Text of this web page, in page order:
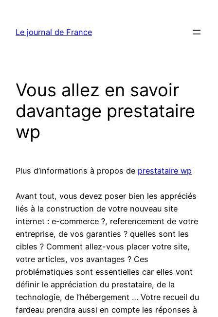
contenu
Le journal de France
Vous allez en savoir
davantage prestataire
wp
Plus d’informations à propos de prestataire wp
Avant tout, vous devez poser bien les appréciés
liés à la construction de votre nouveau site
internet : e-commerce ?, referencement de votre
entreprise, de vos garanties ? quelles sont les
cibles ? Comment allez-vous placer votre site,
votre articles, vos avantages ? Ces
problématiques sont essentielles car elles vont
définir le appréciation du prestataire, de la
technologie, de l’hébergement … Votre recueil du
fardeau prendra aussi en compte les réponses à